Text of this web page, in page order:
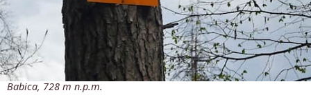
Babica, 728 m n.p.m.